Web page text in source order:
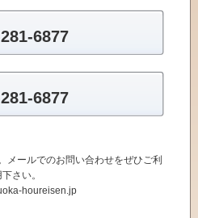
6877
6877
メールでのお問い合わせをぜひご利
下さい。
houreisen.jp